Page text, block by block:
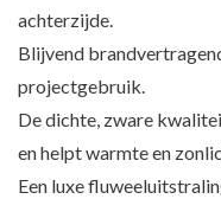
achterzijde.
Blijvend
projectgebruik.
De dichte, zware
en helpt warmte en
Een luxe